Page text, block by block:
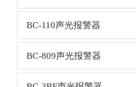
BC-110声光报警器
BC-809声光报警器